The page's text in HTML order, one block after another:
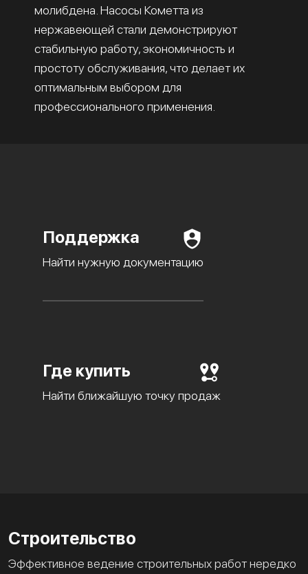
молибдена. Насосы Кометта из
нержавеющей стали демонстрируют
стабильную работу, экономичность и
простоту обслуживания, что делает их
оптимальным выбором для
профессионального применения.
Поддержка
Найти нужную документацию
Где купить
Найти ближайшую точку продаж
Строительство
Эффективное ведение строительных работ нередко